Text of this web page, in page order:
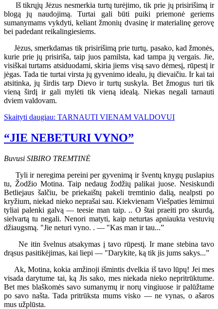
Iš tikrųjų Jėzus nesmerkia turtų turėjimo, tik prie jų prisirišimą ir
blogą jų naudojimą. Turtai gali būti puiki priemonė geriems
sumanymams vykdyti, keliant žmonių dvasinę ir materialinę gerovę
bei padedant reikalingiesiems.
Jėzus, smerkdamas tik prisirišimą prie turtų, pasako, kad žmonės,
kurie prie jų prisiriša, taip juos pamilsta, kad tampa jų vergais. Jie,
visiškai turtams atsiduodami, skiria jiems visą savo dėmesį, rūpestį ir
jėgas. Tada tie turtai virsta jų gyvenimo idealu, jų dievaičiu. Ir kai tai
atsitinka, jų širdis tarp Dievo ir turtų suskyla. Bet žmogus turi tik
vieną širdį ir gali mylėti tik vieną idealą. Niekas negali tarnauti
dviem valdovam.
Skaityti daugiau: TARNAUTI VIENAM VALDOVUI
“JIE NEBETURI VYNO”
Buvusi SIBIRO TREMTINĖ
Tyli ir neregima pereini per gyvenimą ir šventų knygų puslapius
tu, Žodžio Motina. Taip nedaug žodžių palikai juose. Nesiskundi
Betliejaus šalčiu, be priekaištų pakeli tremtinio dalią, nealpsti po
kryžium, niekad nieko neprašai sau. Kiekvienam Viešpaties lėmimui
tyliai palenki galvą — teesie man taip. .. O štai praeiti pro skurdą,
sielvartą tu negali. Nenori matyti, kaip neturtas apniaukta vestuvių
džiaugsmą. "Jie neturi vyno. . — "Kas man ir tau...”
Ne itin švelnus atsakymas į tavo rūpestį. Ir mane stebina tavo
drąsus pasitikėjimas, kai liepi — "Darykite, ką tik jis jums sakys...”
Ak, Motina, kokia amžinoji išmintis dvelkia iš tavo lūpų! Jei mes
visada darytume tai, ką Jis sako, mes niekada nieko nepritrūktume.
Bet mes blaškomės savo sumanymų ir norų vingiuose ir palūžtame
po savo našta. Tada pritrūksta mums visko — ne vynas, o ašaros
mus užplūsta.